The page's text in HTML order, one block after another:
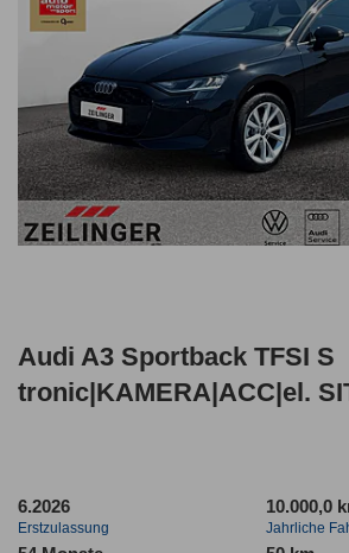
Audi A3 Sportback TFSI S
tronic|KAMERA|ACC|el.
6.2026
Erstzulassung
10.000,0
Jahrliche